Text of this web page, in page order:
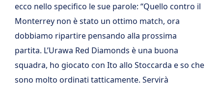
ecco nello specifico le sue parole: “Quello contro il
Monterrey non è stato un ottimo match, ora
dobbiamo ripartire pensando alla prossima
partita. L’Urawa Red Diamonds è una buona
squadra, ho giocato con Ito allo Stoccarda e so che
sono molto ordinati tatticamente. Servirà